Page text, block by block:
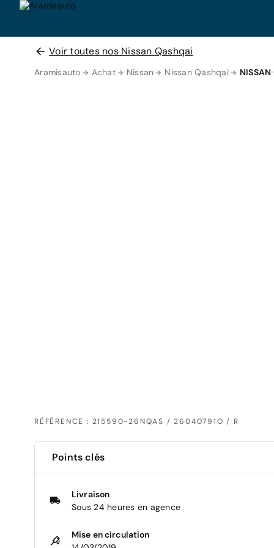
Voir toutes nos Nissan Qashqai
Aramisauto Achat Nissan Nissan Qashqai NISSAN
RÉFÉRENCE : 215590-26NQAS / 26040791O / R
Points clés
Livraison
Sous 24 heures en agence
Mise en circulation